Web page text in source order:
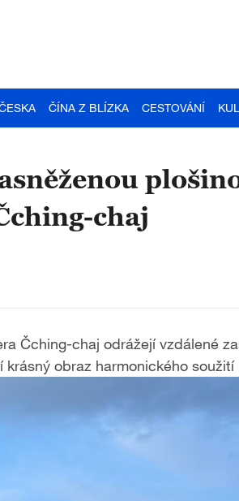
ČÍNA Z BLÍZKA CESTOVÁNÍ
chaj
Čching-chaj odrážejí vzdálené
obraz harmonického